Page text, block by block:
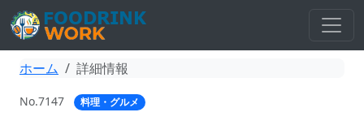
ホーム 詳細情報
No.7147 料理・グルメ